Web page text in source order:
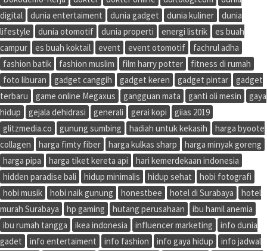
digital
dunia entertaiment dunia gadget dunia kuliner
dunia
lifestyle
dunia otomotif dunia properti energi listrik
es buah
campur
es buah koktail event event otomotif
fachrul adha
fashion batik
fashion muslim film harry potter
fitness di rumah
foto liburan
gadget canggih gadget keren gadget pintar
gadget
terbaru
game online Megaxus gangguan mata ganti oli mesin
gaya
hidup
gejala dehidrasi generali gerai kopi
giias 2019
glitzmedia.co
gunung sumbing hadiah untuk kekasih
harga byoote
collagen
harga fimty fiber harga kulkas sharp
harga minyak goreng
harga pipa
harga tiket kereta api
hari kemerdekaan indonesia
hidden paradise bali
hidup minimalis hidup sehat
hobi fotografi
hobi musik
hobi naik gunung honestbee hotel di Surabaya
hotel
murah Surabaya
hp gaming hutang perusahaan
ibu hamil anemia
ibu rumah tangga
ikea indonesia influencer marketing
info dunia
gadet
info entertaiment info fashion info gaya hidup
info jadwal